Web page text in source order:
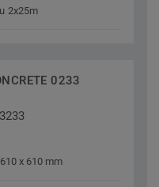
2x25m
0233
x 610 mm